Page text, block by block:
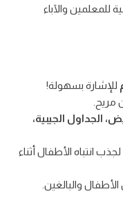
للمعلمين والآباء
للإشارة بسهولة!
مريح.
الجداول الجيبية،
انتباه الأطفال أثناء
والبالغين.